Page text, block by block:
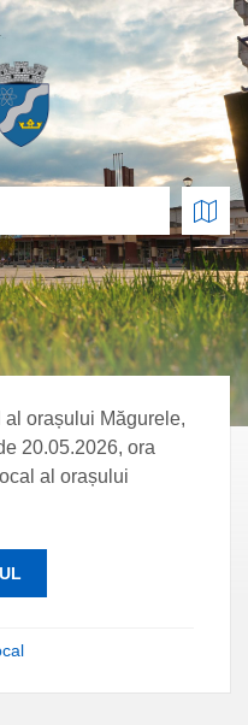
orașului Măgurele,
20.05.2026, ora
al orașului